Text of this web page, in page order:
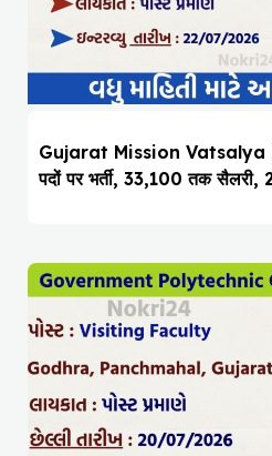
Gujarat Mission
पदों पर भर्ती, ₹33,100 तक